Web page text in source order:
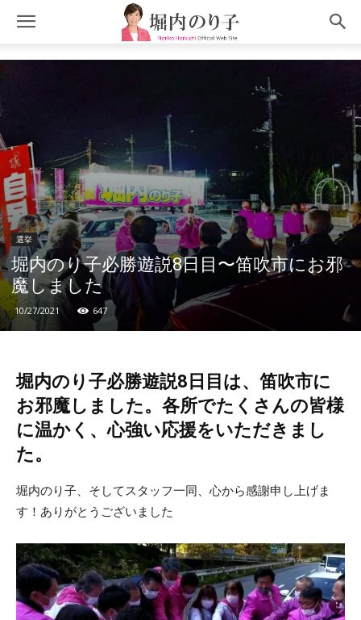
選挙
堀内のり子必勝遊説8日目〜笛吹市にお邪
魔しました
10/27/2021 647
堀内のり子必勝遊説8日目は、笛吹市に
お邪魔しました。各所でたくさんの皆様
に温かく、心強い応援をいただきまし
た。
堀内のり子、そしてスタッフ一同、心から感謝申し上げま
す！ありがとうございました